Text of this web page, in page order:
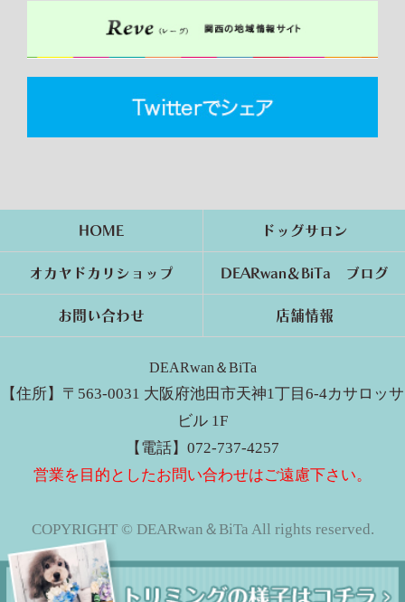
HOME ドッグサロン
オカヤドカリショップ DEARwan＆BiTa ブログ
お問い合わせ 店舗情報
DEARwan＆BiTa
【住所】〒563-0031 大阪府池田市天神1丁目6-4カサロッサ
ビル 1F
【電話】072-737-4257
営業を目的としたお問い合わせはご遠慮下さい。
COPYRIGHT © DEARwan＆BiTa All rights reserved.